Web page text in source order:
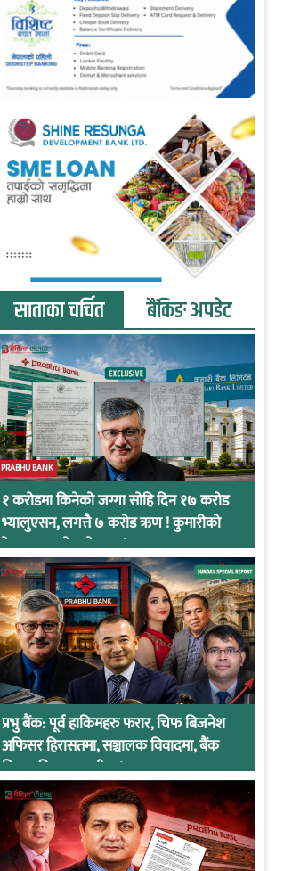
साताका चर्चित बैंकिङ अपडेट
PRABHU BANK
१ करोडमा किनेको जग्गा सोहि दिन १७ करोड
भ्यालुएसन, लगत्तै ७ करोड ऋण ! कुमारीको
केसमा प्रभुको कनेक्सन !
प्रभु बैंक: पूर्व हाकिमहरु फरार, चिफ बिजनेश
अफिसर हिरासतमा, सञ्चालक विवादमा, बैंक
नियामकीय कारवाहीमा !